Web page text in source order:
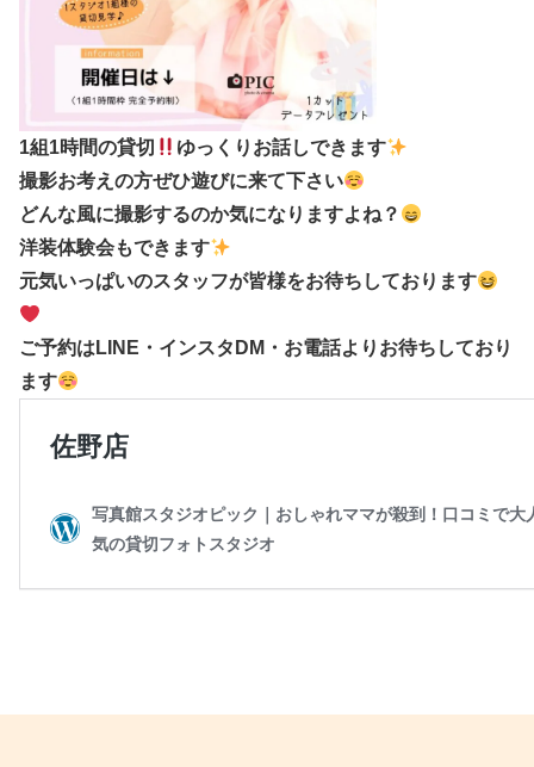
1組1時間の貸切
ゆっくりお話しできます
撮影お考えの方ぜひ遊びに来て下さい
どんな風に撮影するのか気になりますよね？
洋装体験会もできます
元気いっぱいのスタッフが皆様をお待ちしております
ご予約はLINE・インスタDM・お電話よりお待ちしており
ます